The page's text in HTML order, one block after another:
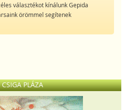
választékot kínálunk Gepida
örömmel segítenek
CSIGA PLÁZA